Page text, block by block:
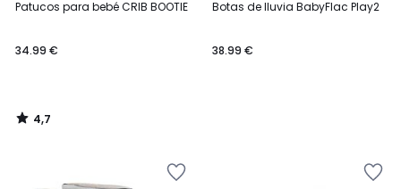
Patucos para bebé CRIB BOOTIE
34.99 €
/ 5
4,7
/
Botas de lluvia BabyFlac Play2
38.99 €